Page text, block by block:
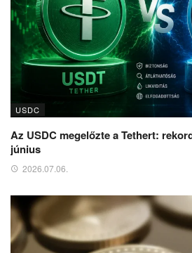
USDC
Az USDC megelőzte a Tethert:
június
2026.07.06.